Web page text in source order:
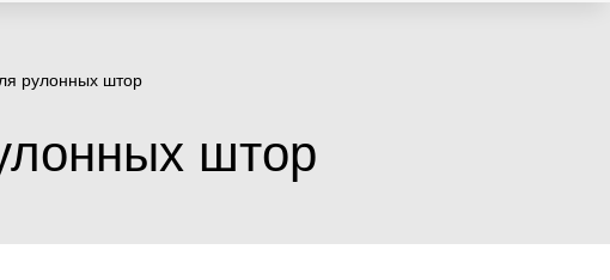
рулонных штор
штор